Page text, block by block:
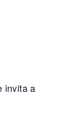
invita a